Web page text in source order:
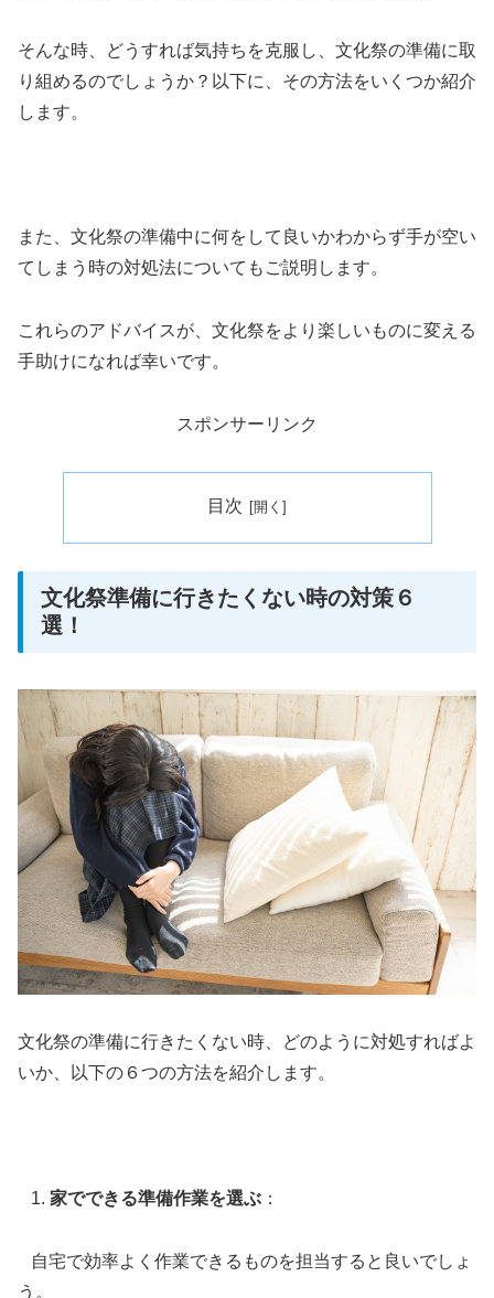
そんな時、どうすれば気持ちを克服し、文化祭の準備に取
り組めるのでしょうか？以下に、その方法をいくつか紹介
します。
また、文化祭の準備中に何をして良いかわからず手が空い
てしまう時の対処法についてもご説明します。
これらのアドバイスが、文化祭をより楽しいものに変える
手助けになれば幸いです。
スポンサーリンク
目次
文化祭準備に行きたくない時の対策６
選！
文化祭の準備に行きたくない時、どのように対処すればよ
いか、以下の６つの方法を紹介します。
家でできる準備作業を選ぶ ：
自宅で効率よく作業できるものを担当すると良いでしょ
う。